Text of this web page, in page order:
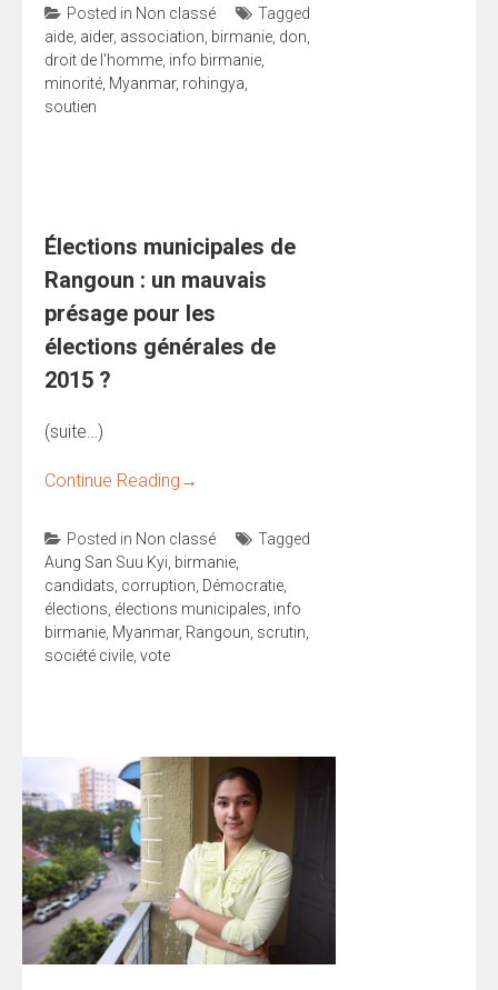
Posted in Non classé
Tagged
aide aider, association birmanie don
droit de l'homme info birmanie
minorité Myanmar, rohingya
soutien
Élections municipales de
Rangoun : un mauvais
présage pour les
élections générales de
2015 ?
(suite…)
Continue Reading →
Posted in Non classé
Tagged
Aung San Suu Kyi birmanie
candidats corruption Démocratie
élections élections municipales info
birmanie Myanmar, Rangoun scrutin
société civile vote